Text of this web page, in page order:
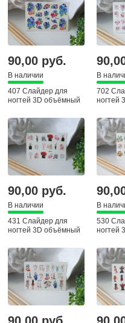
90,00 руб.
В наличии
407 Слайдер для
ногтей 3D объёмный
В
702
ногтей
90,00 руб.
В наличии
431 Слайдер для
ногтей 3D объёмный
В
530
ногтей